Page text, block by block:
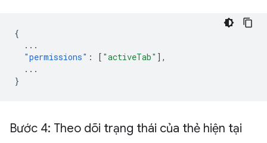
{
...
"permissions" : [ "activeTab" ],
...
}
Bước 4: Theo dõi trạng thái của thẻ hiện tại